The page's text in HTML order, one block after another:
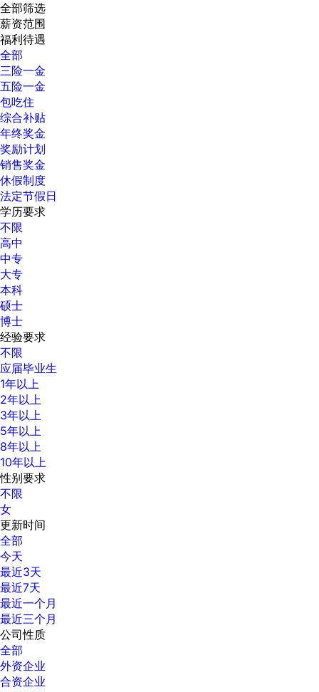
全部筛选
薪资范围
福利待遇
全部
三险一金
五险一金
包吃住
综合补贴
年终奖金
奖励计划
销售奖金
休假制度
法定节假日
学历要求
不限
高中
中专
大专
本科
硕士
博士
经验要求
不限
应届毕业生
1年以上
2年以上
3年以上
5年以上
8年以上
10年以上
性别要求
不限
女
更新时间
全部
今天
最近3天
最近7天
最近一个月
最近三个月
公司性质
全部
外资企业
合资企业